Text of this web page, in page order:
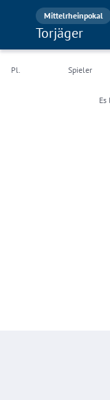
Mittelrheinpokal
Torjäger
Pl. Spieler